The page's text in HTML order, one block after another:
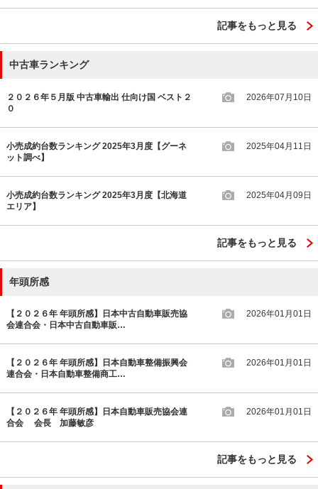
記事をもっと見る
中古車ランキング
２０２６年５月版 中古車輸出 仕向け国 ベスト２
０
2026年07月10日
小売成約台数ランキング 2025年3月度【グーネ
ット調べ】
2025年04月11日
小売成約台数ランキング 2025年3月度【北海道
エリア】
2025年04月09日
記事をもっと見る
年頭所感
【２０２６年 年頭所感】日本中古自動車販売協
会連合会・日本中古自動車販…
2026年01月01日
【２０２６年 年頭所感】日本自動車整備振興会
連合会・日本自動車整備商工…
2026年01月01日
【２０２６年 年頭所感】日本自動車販売協会連
合会 会長 加藤敏彦
2026年01月01日
記事をもっと見る